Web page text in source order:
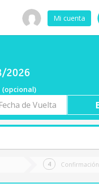
Mi cuenta
2026
Confirmación